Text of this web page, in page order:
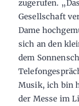
zugerufen.
Gesellschaft
Dame
sich an den
dem
Musik, ich bin
der Messe im